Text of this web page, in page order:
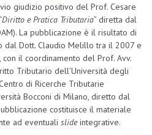
giudizio positivo del Prof. Cesare
Diritto e Pratica Tributaria” diretta dal
La pubblicazione è il risultato di
dal Dott. Claudio Melillo tra il 2007 e
il coordinamento del Prof. Avv.
Tributario dell’Università degli
di Ricerche Tributarie
Bocconi di Milano, diretto dal
costituisce il materiale
ad eventuali slideintegrative.